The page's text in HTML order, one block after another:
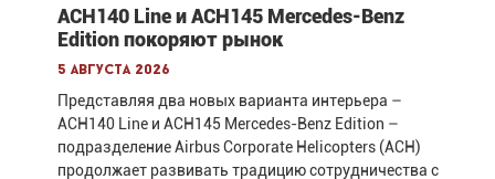
ACH140 Line и ACH145 Mercedes-Benz
Edition покоряют рынок
5 августа 2026
Представляя два новых варианта интерьера –
ACH140 Line и ACH145 Mercedes-Benz Edition –
подразделение Airbus Corporate Helicopters (ACH)
продолжает развивать традицию сотрудничества с